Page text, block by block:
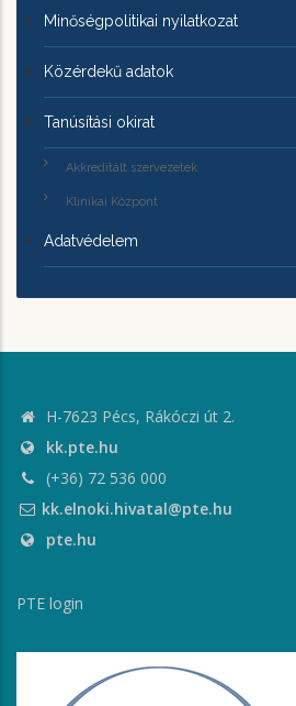
Minőségpolitikai nyilatkozat
Közérdekű adatok
Tanúsítási okirat
Akkreditált szervezetek
Klinikai Központ
Adatvédelem
H-7623 Pécs, Rákóczi út 2.
kk.pte.hu
(+36) 72 536 000
kk.elnoki.hivatal@pte.hu
pte.hu
PTE login